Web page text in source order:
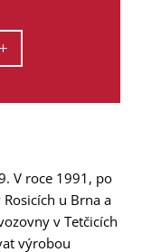
V roce 1991, po
u Brna a
v Tetčicích
výrobou